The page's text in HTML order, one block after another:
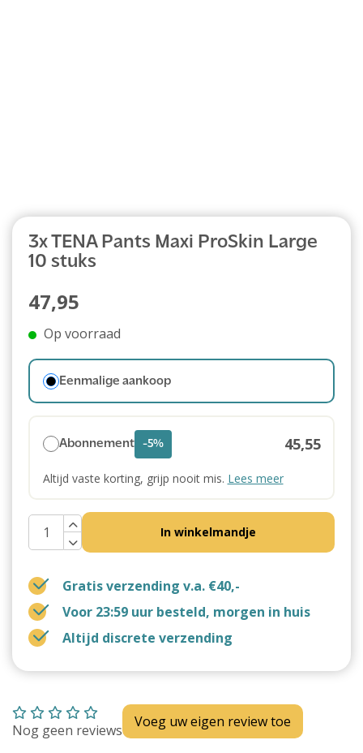
3x TENA Pants Maxi ProSkin Large
10 stuks
47,95
Op voorraad
Eenmalige aankoop
Abonnement -5% 45,55
Altijd vaste korting, grijp nooit mis. Lees meer
In winkelmandje
Gratis verzending v.a. €40,-
Voor 23:59 uur besteld, morgen in huis
Altijd discrete verzending
Nog geen reviews Voeg uw eigen review toe